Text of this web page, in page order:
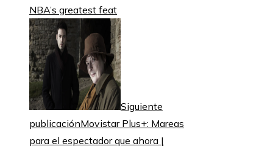
NBA’s greatest feat
Siguiente
publicaciónMovistar Plus+: Mareas
para el espectador que ahora |